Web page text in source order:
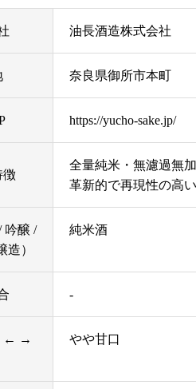
油長酒造株式会社
奈良県御所市本町
https://yucho-sake.jp/
徴
全量純米・無濾過無
革新的で再現性の高
吟醸 /
造）
純米酒
-
← →
やや甘口